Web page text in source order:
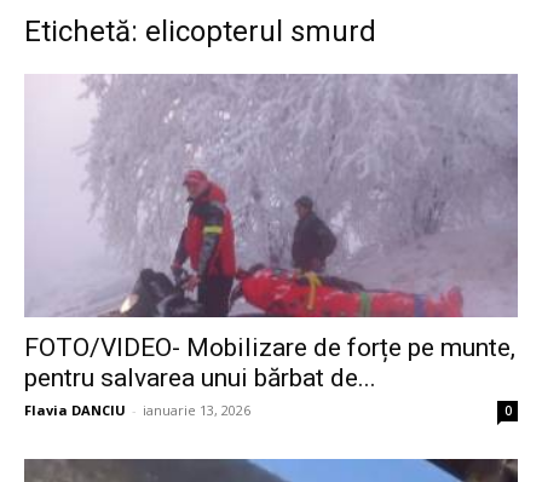
Etichetă: elicopterul smurd
FOTO/VIDEO- Mobilizare de forțe pe munte,
pentru salvarea unui bărbat de...
Flavia DANCIU - ianuarie 13, 2026 0